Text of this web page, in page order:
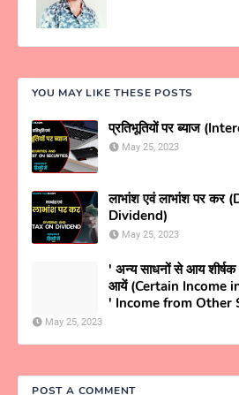
YOU MAY LIKE THESE POSTS
प्रतिभूतियों पर ब्याज
May 25, 2023
लाभांश एवं लाभांश पर
Dividend)
May 25, 2023
' अन्य साधनों से आय शीर्षक
आयें (Certain Income
' Income from Other
May 25, 2023
POST A COMMENT